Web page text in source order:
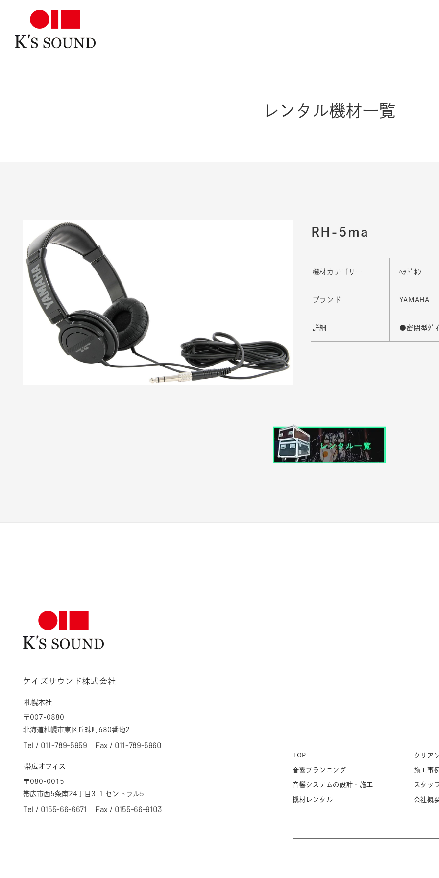
レンタル機材一覧
RH-5ma
機材カテゴリー ﾍｯﾄﾞﾎﾝ
ブランド YAMAHA
詳細 ●密閉型ﾀﾞｲ
ケイズサウンド株式会社
札幌本社
〒007-0880
北海道札幌市東区丘珠町680番地2
Tel / 011-789-5959 Fax / 011-789-5960
帯広オフィス
〒080-0015
帯広市西5条南24丁目3-1 セントラル5
Tel / 0155-66-6671 Fax / 0155-66-9103
TOP
音響プランニング
音響システムの設計・施工
機材レンタル
クリア
施工事例
スタッ
会社概